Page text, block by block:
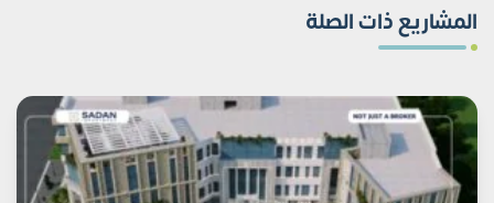
المشاريع ذات الصلة